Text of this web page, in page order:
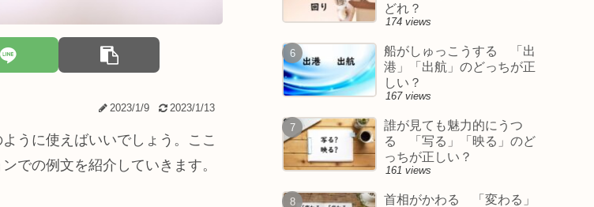
2023/1/9 2023/1/13
うに使えばいいでしょう。ここ
での例文を紹介していきます。
どれ？
174 views
船がしゅっこうする 「出
港」「出航」のどっちが正
しい？
167 views
誰が見ても魅力的にうつ
る 「写る」「映る」のど
っちが正しい？
161 views
首相がかわる 「変わる」